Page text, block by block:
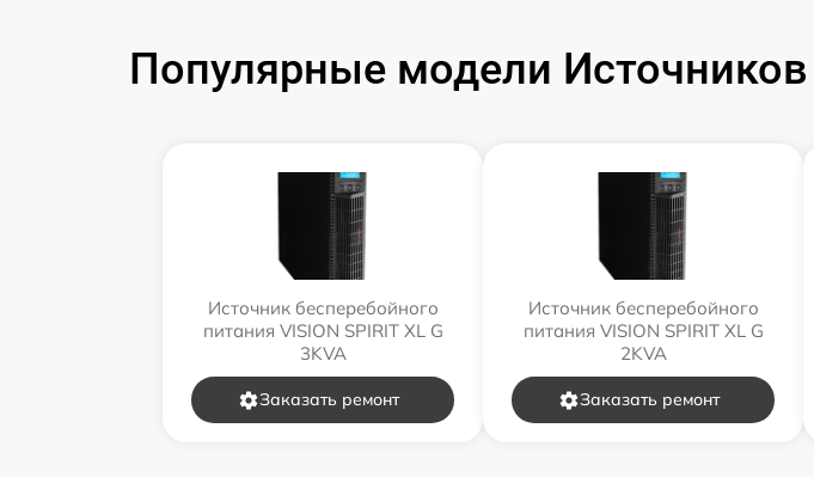
Популярные модели Источников
Источник бесперебойного
питания VISION SPIRIT XL G
3KVA
Заказать ремонт
Источник бесперебойного
питания VISION SPIRIT XL G
2KVA
Заказать ремонт